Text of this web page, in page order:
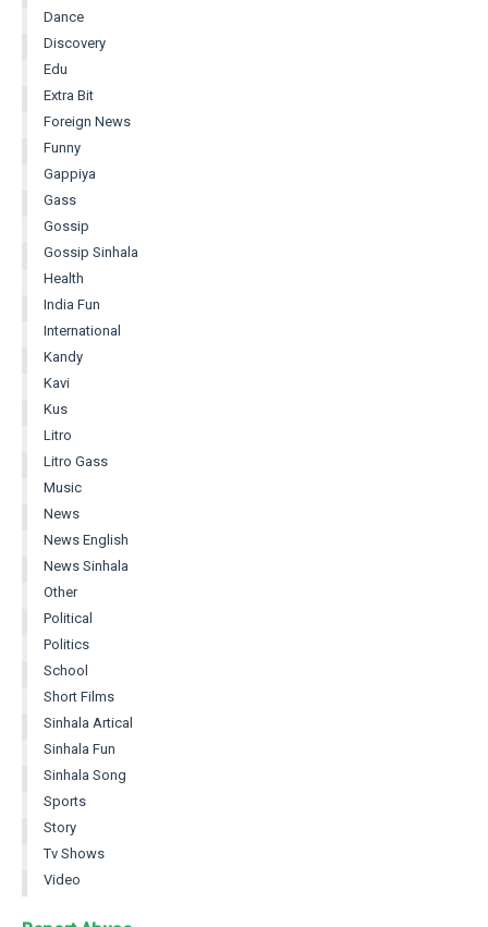
Dance
Discovery
Edu
Extra Bit
Foreign News
Funny
Gappiya
Gass
Gossip
Gossip Sinhala
Health
India Fun
International
Kandy
Kavi
Kus
Litro
Litro Gass
Music
News
News English
News Sinhala
Other
Political
Politics
School
Short Films
Sinhala Artical
Sinhala Fun
Sinhala Song
Sports
Story
Tv Shows
Video